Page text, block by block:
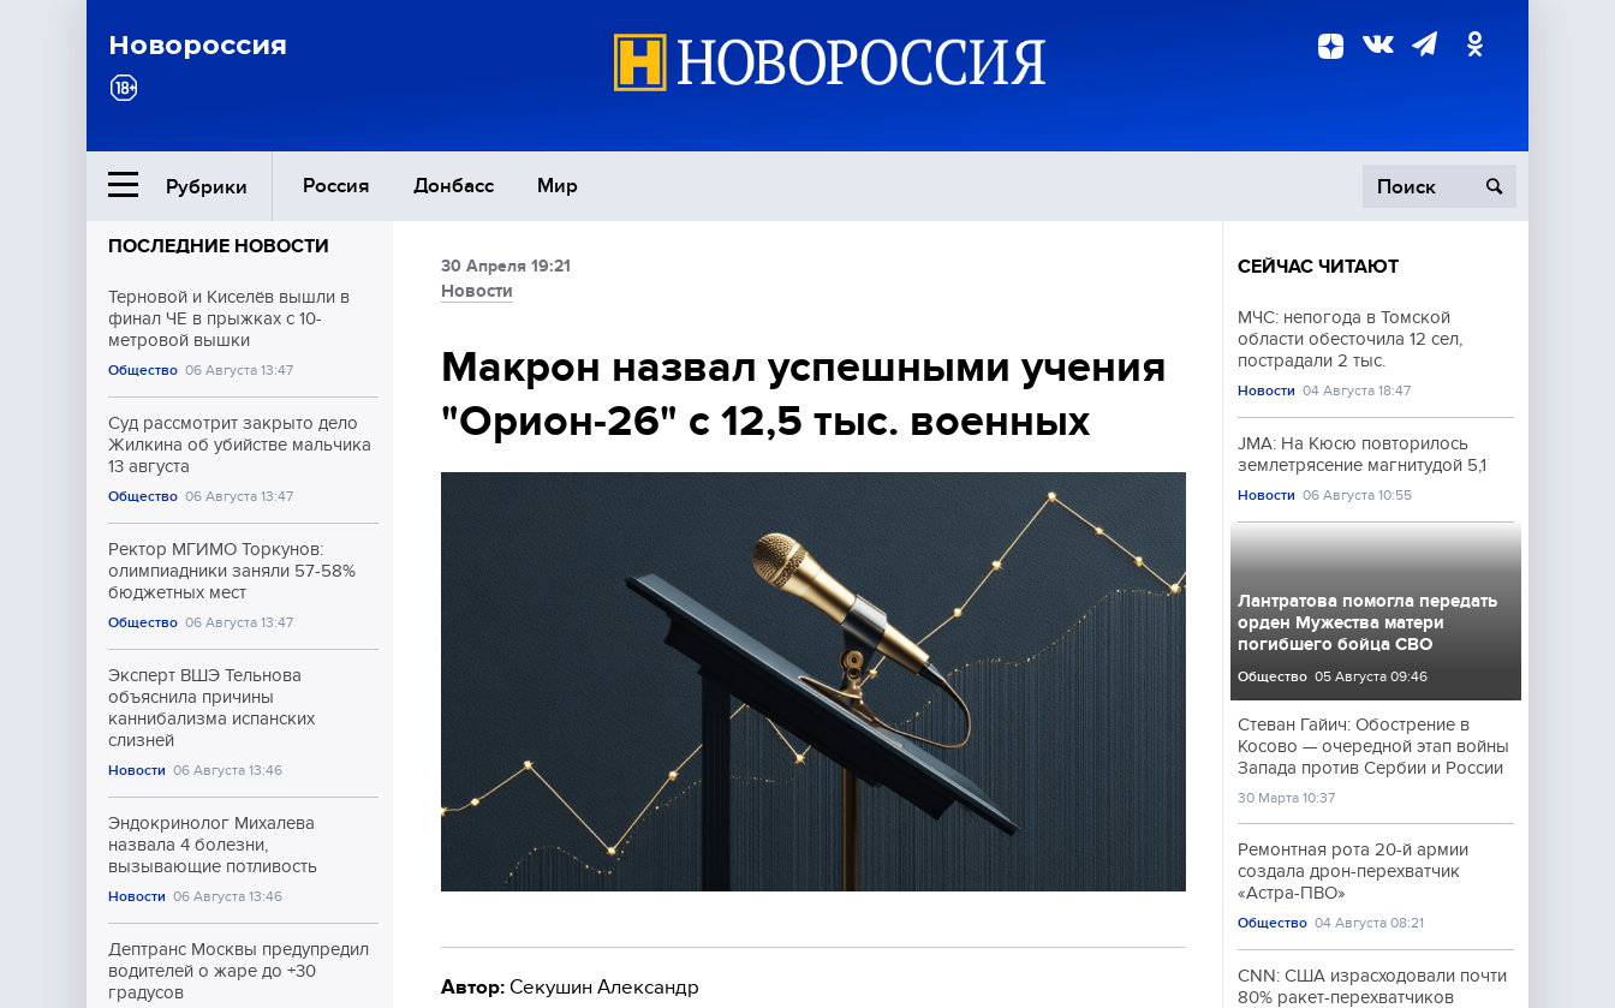
Новороссия
Рубрики Россия Донбасс Мир
Ближний Восток
Общество
Экономика
Происшествия
Культура
Спорт
ПОСЛЕДНИЕ НОВОСТИ
Терновой и Киселёв вышли в
финал ЧЕ в прыжках с 10-
метровой вышки
Общество 06 Августа 13:47
Суд рассмотрит закрыто дело
Жилкина об убийстве мальчика
13 августа
Общество 06 Августа 13:47
Ректор МГИМО Торкунов:
олимпиадники заняли 57-58%
бюджетных мест
Общество 06 Августа 13:47
Эксперт ВШЭ Тельнова
объяснила причины
каннибализма испанских
слизней
Новости 06 Августа 13:46
Эндокринолог Михалева
назвала 4 болезни,
вызывающие потливость
Новости 06 Августа 13:46
Дептранс Москвы предупредил
водителей о жаре до +30
градусов
30 Апреля 19:21
Новости
Макрон назвал успешными учения
"Орион-26" с 12,5 тыс. военных
Автор: Секушин Александр
СЕЙЧАС ЧИТАЮТ
МЧС: непогода в Томской
области обесточила 12 сел,
пострадали 2 тыс.
Новости 04 Августа 18:47
JMA: На Кюсю повторилось
землетрясение магнитудой 5,1
Новости 06 Августа 10:55
Лантратова помогла передать
орден Мужества матери
погибшего бойца СВО
Общество 05 Августа 09:46
Стеван Гайич: Обострение в
Косово — очередной этап войны
Запада против Сербии и России
30 Марта 10:37
Ремонтная рота 20-й армии
создала дрон-перехватчик
«Астра-ПВО»
Общество 04 Августа 08:21
CNN: США израсходовали почти
80% ракет-перехватчиков